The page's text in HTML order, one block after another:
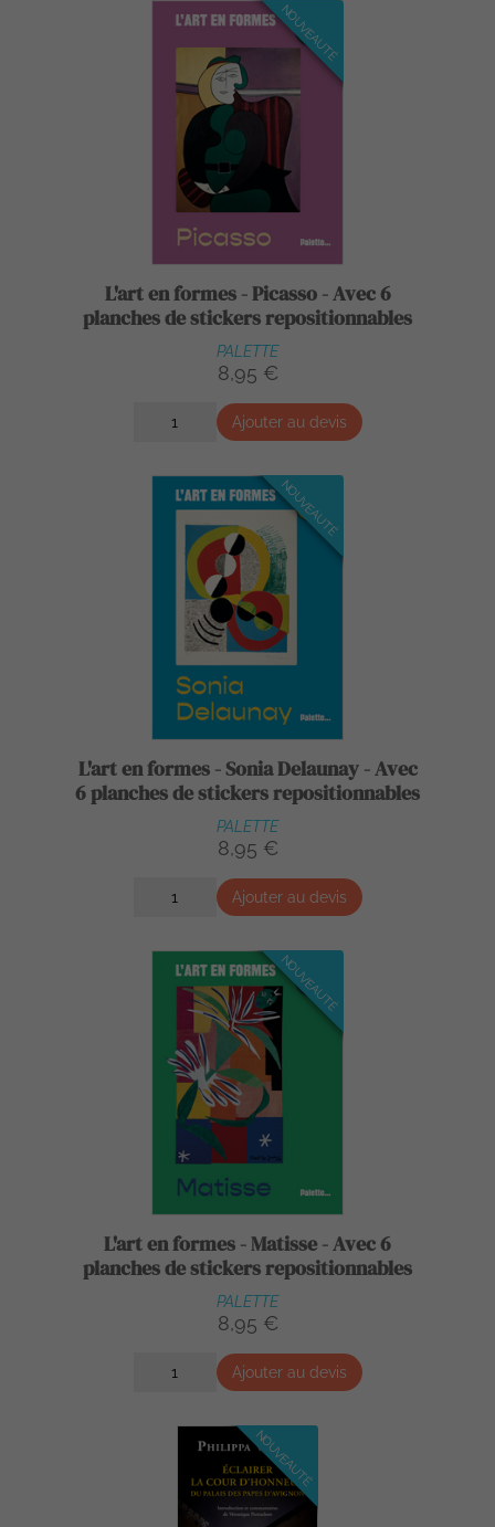
NOUVEAUTÉ
L'art en formes - Picasso - Avec 6
planches de stickers repositionnables
PALETTE
8,95 €
Ajouter au devis
NOUVEAUTÉ
L'art en formes - Sonia Delaunay - Avec
6 planches de stickers repositionnables
PALETTE
8,95 €
Ajouter au devis
NOUVEAUTÉ
L'art en formes - Matisse - Avec 6
planches de stickers repositionnables
PALETTE
8,95 €
Ajouter au devis
NOUVEAUTÉ